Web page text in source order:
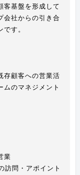
客基盤を形成して
会社からの引き合
す。
存顧客への営業活
ムのマネジメント
業
訪問・アポイント